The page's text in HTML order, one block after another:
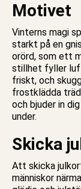
Motivet
Vinterns magi
starkt på en
orörd, som ett
stillhet fyller
friskt, och
frostklädda
och bjuder in
under.
Skicka
Att skicka
människor